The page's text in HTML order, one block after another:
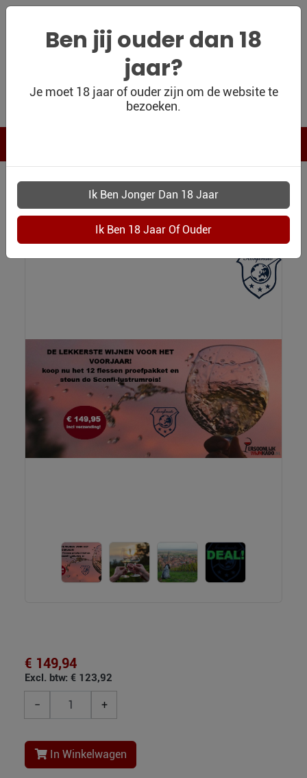
WIJNSHOP
WIJN BLOG
WIJN OUTLET
PERSOONLIJK-
WIJN-
KADOBON
Ben jij ouder dan 18
jaar?
Je moet 18 jaar of ouder zijn om de website te
bezoeken.
0045 12 FLESSEN PROEFPAKKET LENTE
12 flessen Proefpakket Lente
€ 149,94
Excl. btw: € 123,92
− +
In Winkelwagen